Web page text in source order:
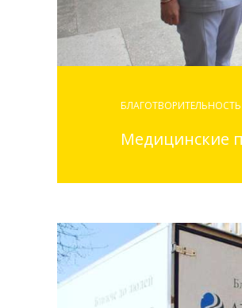
БЛАГОТВОРИТЕЛЬНОСТЬ
Медицинские